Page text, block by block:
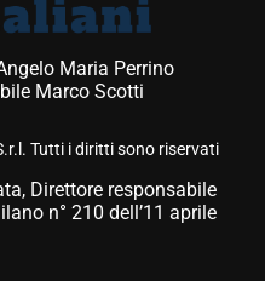
Maria Perrino
Marco Scotti
Tutti i diritti sono riservati
Direttore responsabile
n° 210 dell’11 aprile